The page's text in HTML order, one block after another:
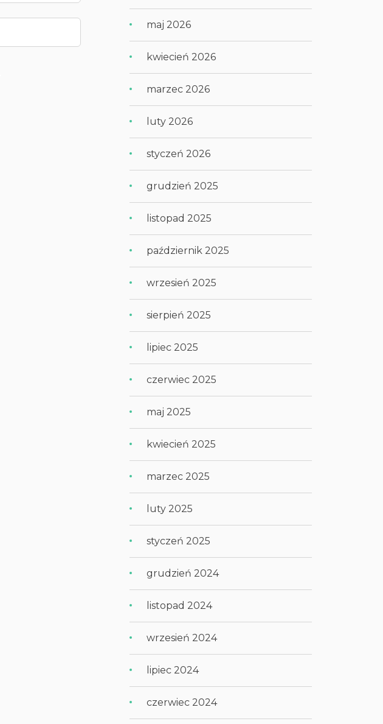
maj 2026
kwiecień 2026
marzec 2026
luty 2026
styczeń 2026
grudzień 2025
listopad 2025
październik 2025
wrzesień 2025
sierpień 2025
lipiec 2025
czerwiec 2025
maj 2025
kwiecień 2025
marzec 2025
luty 2025
styczeń 2025
grudzień 2024
listopad 2024
wrzesień 2024
lipiec 2024
czerwiec 2024